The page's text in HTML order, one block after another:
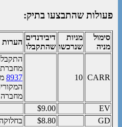
פעולות שהתבצעו בתיק:
סימול
מניה
מניות
שנרכשו
דיבידנדים
שהתקבלו
הערות
CARR
10
מחברת UTX (כיום RTX) ש
8937
מחברה
EV
$9.00
GD
$8.80
בחלוקה